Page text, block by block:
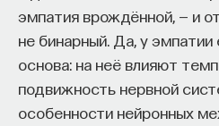
эмпатия врождённой, — и
не бинарный. Да, у эмпатии
основа: на неё влияют
подвижность нервной
особенности нейронных
Внеси